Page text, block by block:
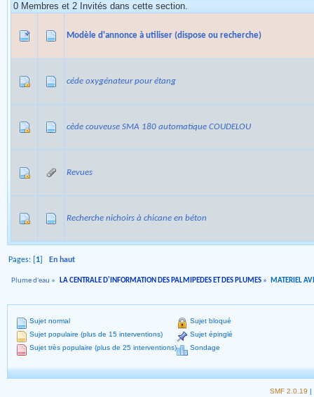
0 Membres et 2 Invités dans cette section.
Modèle d'annonce à utiliser (dispose ou recherche)
céde oxygénateur pour étang
cède couveuse SMA 180 automatique COUDELOU
Revues
Recherche nichoirs à chicane en béton
Pages: [ 1 En haut
Plume d'eau » LA CENTRALE D'INFORMATION DES PALMIPEDES ET DES PLUMES » MATERIEL
Sujet normal
Sujet populaire (plus de 15 interventions)
Sujet très populaire (plus de 25 interventions)
Sujet bloqué
Sujet épinglé
Sondage
SMF 2.0.19 |